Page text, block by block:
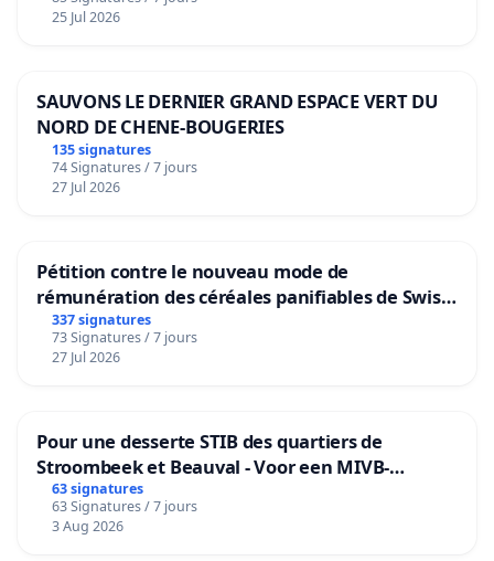
25 Jul 2026
SAUVONS LE DERNIER GRAND ESPACE VERT DU
NORD DE CHENE-BOUGERIES
135 signatures
74 Signatures / 7 jours
27 Jul 2026
Pétition contre le nouveau mode de
rémunération des céréales panifiables de Swiss
granum basé sur la teneur en protéines
337 signatures
73 Signatures / 7 jours
27 Jul 2026
Pour une desserte STIB des quartiers de
Stroombeek et Beauval - Voor een MIVB-
bediening van de wijken Strombeek en Het
Voor
63 signatures
63 Signatures / 7 jours
3 Aug 2026